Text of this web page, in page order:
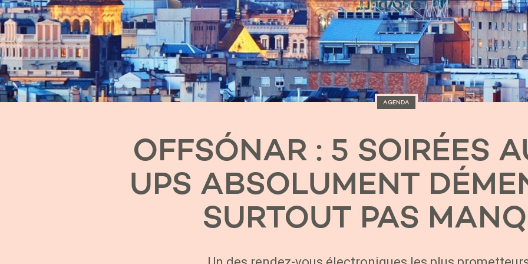
AGENDA
OFFSÓNAR : 5 SOIRÉES
UPS ABSOLUMENT
SURTOUT PAS